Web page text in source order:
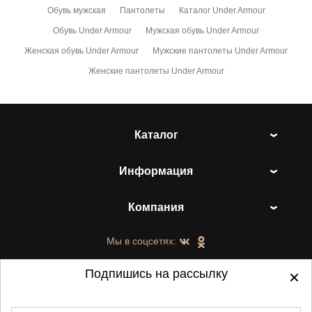
Обувь мужская Пантолеты Каталог Under Armour
Обувь Under Armour Мужская обувь Under Armour
Женская обувь Under Armour Мужские пантолеты Under Armour
Женские пантолеты Under Armour
Каталог
Информация
Компания
Мы в соцсетях:
Подпишись на рассылку